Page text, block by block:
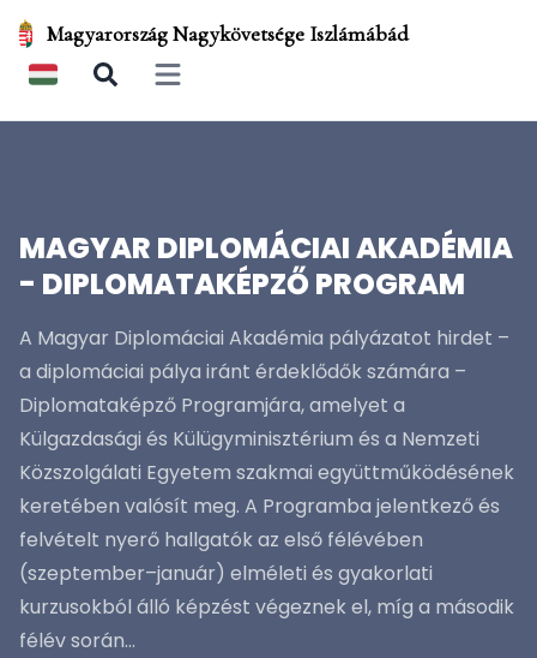
Magyarország Nagykövetsége Iszlámábád
Open main menu
MAGYAR DIPLOMÁCIAI AKADÉMIA
- DIPLOMATAKÉPZŐ PROGRAM
A Magyar Diplomáciai Akadémia pályázatot hirdet –
a diplomáciai pálya iránt érdeklődők számára –
Diplomataképző Programjára, amelyet a
Külgazdasági és Külügyminisztérium és a Nemzeti
Közszolgálati Egyetem szakmai együttműködésének
keretében valósít meg. A Programba jelentkező és
felvételt nyerő hallgatók az első félévében
(szeptember–január) elméleti és gyakorlati
kurzusokból álló képzést végeznek el, míg a második
félév során...